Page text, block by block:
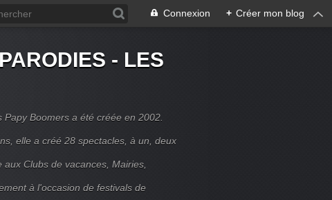
Connexion + Créer mon blog
- LES
Boomers a été créée en 2002.
elle a créé 28 spectacles, à un, deux
Clubs de vacances, Mairies,
à l'occasion de festivals de